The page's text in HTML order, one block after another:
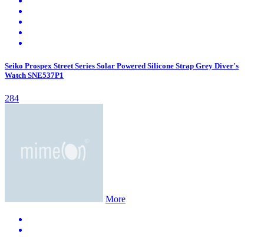
Seiko Prospex Street Series Solar Powered Silicone Strap Grey Diver's
Watch SNE537P1
284
More